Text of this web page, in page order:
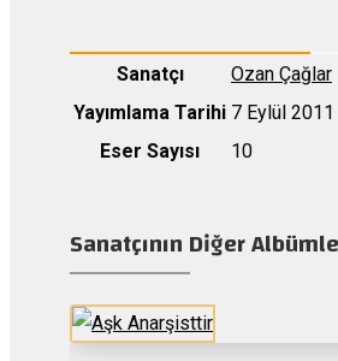
Sanatçı
Ozan Çağlar
Yayımlama Tarihi 7 Eylül 2011
Eser Sayısı
10
Sanatçının Diğer